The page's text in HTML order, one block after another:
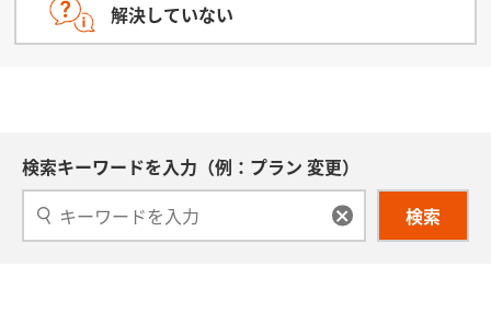
解決していない
検索キーワードを入力（例：プラン 変更）
検索